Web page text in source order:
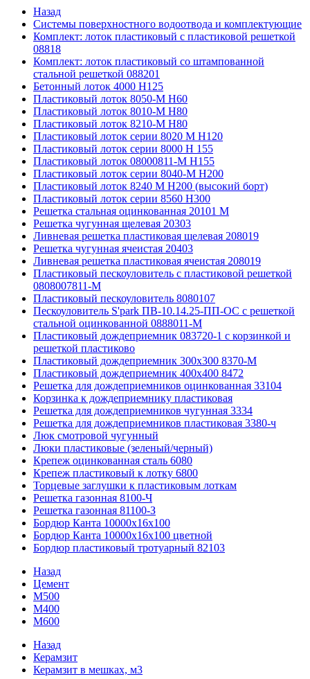
Назад
Системы поверхностного водоотвода и комплектующие
Комплект: лоток пластиковый с пластиковой решеткой
08818
Комплект: лоток пластиковый со штампованной
стальной решеткой 088201
Бетонный лоток 4000 Н125
Пластиковый лоток 8050-М H60
Пластиковый лоток 8010-М H80
Пластиковый лоток 8210-М H80
Пластиковый лоток серии 8020 М H120
Пластиковый лоток серии 8000 Н 155
Пластиковый лоток 08000811-М H155
Пластиковый лоток серии 8040-М H200
Пластиковый лоток 8240 M H200 (высокий борт)
Пластиковый лоток серии 8560 Н300
Решетка стальная оцинкованная 20101 М
Решетка чугунная щелевая 20303
Ливневая решетка пластиковая щелевая 208019
Решетка чугунная ячеистая 20403
Ливневая решетка пластиковая ячеистая 208019
Пластиковый пескоуловитель с пластиковой решеткой
0808007811-М
Пластиковый пескоуловитель 8080107
Пескоуловитель S'park ПВ-10.14.25-ПП-ОС с решеткой
стальной оцинкованной 0888011-М
Пластиковый дождеприемник 083720-1 c корзинкой и
решеткой пластиково
Пластиковый дождеприемник 300x300 8370-М
Пластиковый дождеприемник 400x400 8472
Решетка для дождеприемников оцинкованная 33104
Корзинка к дождеприемнику пластиковая
Решетка для дождеприемников чугунная 3334
Решетка для дождеприемников пластиковая 3380-ч
Люк смотровой чугунный
Люки пластиковые (зеленый/черный)
Крепеж оцинкованная сталь 6080
Крепеж пластиковый к лотку 6800
Торцевые заглушки к пластиковым лоткам
Решетка газонная 8100-Ч
Решетка газонная 81100-З
Бордюр Канта 10000x16x100
Бордюр Канта 10000x16x100 цветной
Бордюр пластиковый тротуарный 82103
Назад
Цемент
М500
М400
М600
Назад
Керамзит
Керамзит в мешках, м3